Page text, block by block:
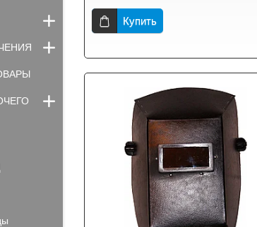
Купить